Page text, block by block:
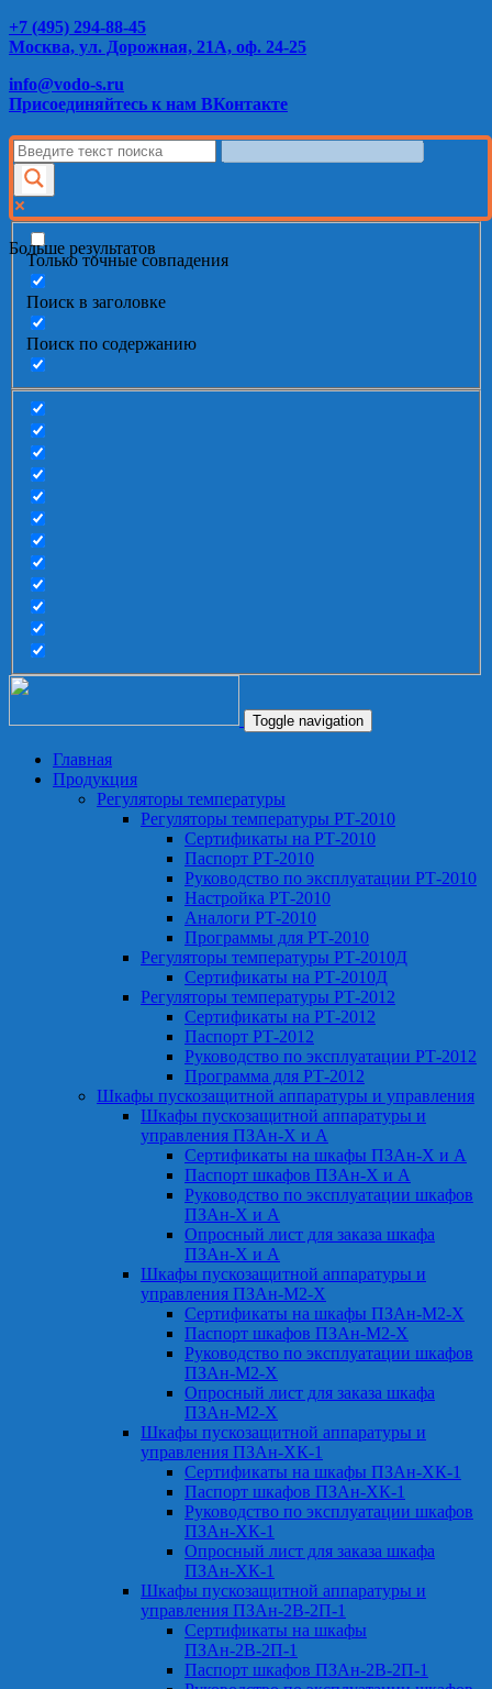
+7 (495) 294-88-45
Москва, ул. Дорожная, 21А, оф. 24-25
info@vodo-s.ru
Присоединяйтесь к нам ВКонтакте
Больше результатов
Только точные совпадения
Поиск в заголовке
Поиск по содержанию
Toggle navigation
Главная
Продукция
Регуляторы температуры
Регуляторы температуры РТ-2010
Сертификаты на РТ-2010
Паспорт РТ-2010
Руководство по эксплуатации РТ-2010
Настройка РТ-2010
Аналоги РТ-2010
Программы для РТ-2010
Регуляторы температуры РТ-2010Д
Сертификаты на РТ-2010Д
Регуляторы температуры РТ-2012
Сертификаты на РТ-2012
Паспорт РТ-2012
Руководство по эксплуатации РТ-2012
Программа для РТ-2012
Шкафы пускозащитной аппаратуры и управления
Шкафы пускозащитной аппаратуры и
управления ПЗАн-Х и А
Сертификаты на шкафы ПЗАн-Х и А
Паспорт шкафов ПЗАн-Х и А
Руководство по эксплуатации шкафов
ПЗАн-Х и А
Опросный лист для заказа шкафа
ПЗАн-Х и А
Шкафы пускозащитной аппаратуры и
управления ПЗАн-М2-Х
Сертификаты на шкафы ПЗАн-М2-Х
Паспорт шкафов ПЗАн-М2-Х
Руководство по эксплуатации шкафов
ПЗАн-М2-Х
Опросный лист для заказа шкафа
ПЗАн-М2-Х
Шкафы пускозащитной аппаратуры и
управления ПЗАн-ХК-1
Сертификаты на шкафы ПЗАн-ХК-1
Паспорт шкафов ПЗАн-ХК-1
Руководство по эксплуатации шкафов
ПЗАн-ХК-1
Опросный лист для заказа шкафа
ПЗАн-ХК-1
Шкафы пускозащитной аппаратуры и
управления ПЗАн-2В-2П-1
Сертификаты на шкафы
ПЗАн-2В-2П-1
Паспорт шкафов ПЗАн-2В-2П-1